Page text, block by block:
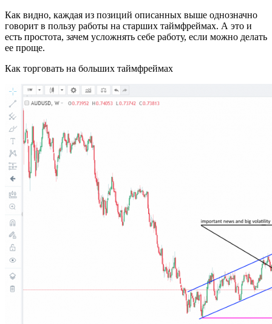
Как видно, каждая из позиций описанных выше однозначно
говорит в пользу работы на старших таймфреймах. А это и
есть простота, зачем усложнять себе работу, если можно делать
ее проще.
Как торговать на больших таймфреймах